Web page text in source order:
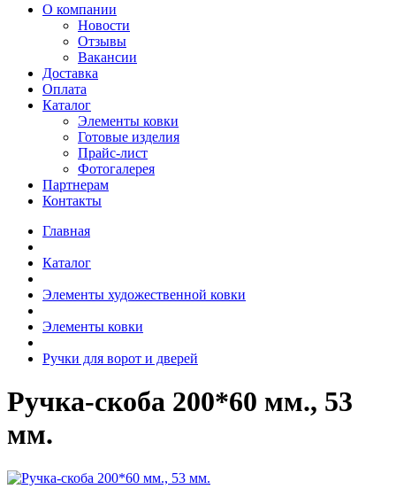
О компании
Новости
Отзывы
Вакансии
Доставка
Оплата
Каталог
Элементы ковки
Готовые изделия
Прайс-лист
Фотогалерея
Партнерам
Контакты
Главная
Каталог
Элементы художественной ковки
Элементы ковки
Ручки для ворот и дверей
Ручка-скоба 200*60 мм., 53
мм.